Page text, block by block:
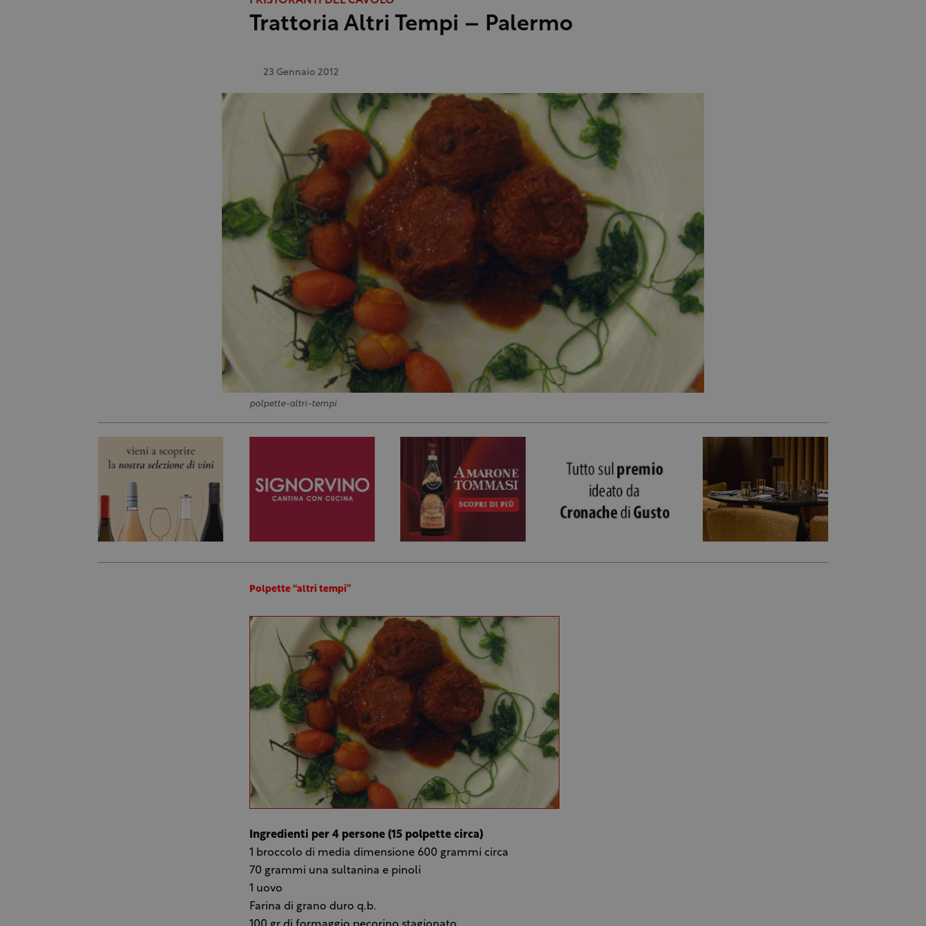
Trattoria Altri Tempi – Palermo
23 Gennaio 2012
polpette-altri-tempi
Polpette “altri tempi”
Ingredienti per 4 persone (15 polpette circa)
1 broccolo di media dimensione 600 grammi circa
70 grammi una sultanina e pinoli
1 uovo
Farina di grano duro q.b.